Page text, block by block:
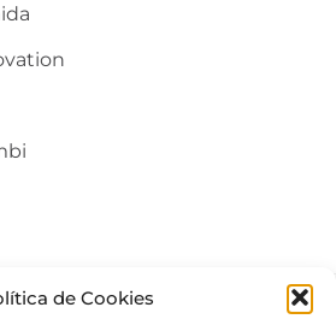
de Cookies